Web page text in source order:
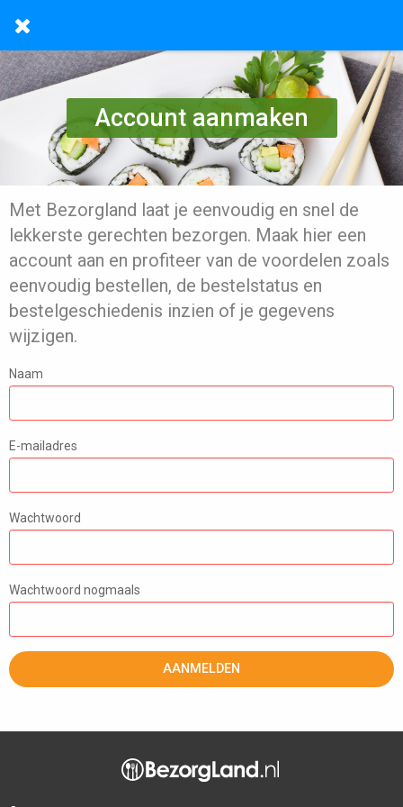
Account aanmaken
Met Bezorgland laat je eenvoudig en snel de
lekkerste gerechten bezorgen. Maak hier een
account aan en profiteer van de voordelen zoals
eenvoudig bestellen, de bestelstatus en
bestelgeschiedenis inzien of je gegevens
wijzigen.
Naam
E-mailadres
Wachtwoord
Wachtwoord nogmaals
AANMELDEN